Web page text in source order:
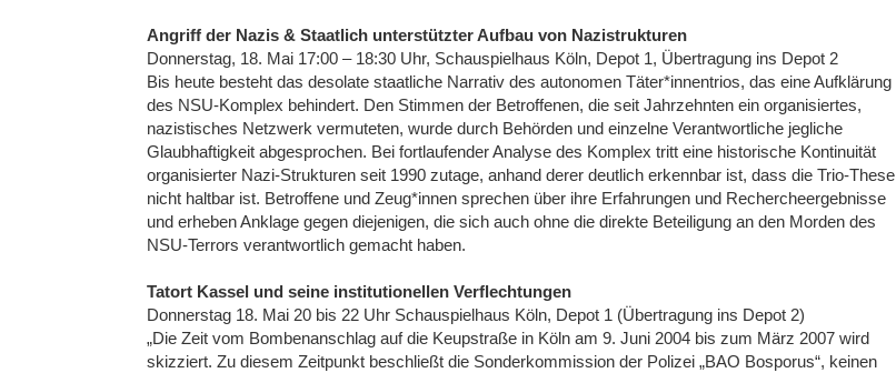
Angriff der Nazis & Staatlich unterstützter Aufbau von Nazistrukturen
Donnerstag, 18. Mai 17:00 – 18:30 Uhr, Schauspielhaus Köln, Depot 1, Übertragung ins Depot 2
Bis heute besteht das desolate staatliche Narrativ des autonomen Täter*innentrios, das eine Aufklärung
des NSU-Komplex behindert. Den Stimmen der Betroffenen, die seit Jahrzehnten ein organisiertes,
nazistisches Netzwerk vermuteten, wurde durch Behörden und einzelne Verantwortliche jegliche
Glaubhaftigkeit abgesprochen. Bei fortlaufender Analyse des Komplex tritt eine historische Kontinuität
organisierter Nazi-Strukturen seit 1990 zutage, anhand derer deutlich erkennbar ist, dass die Trio-These
nicht haltbar ist. Betroffene und Zeug*innen sprechen über ihre Erfahrungen und Rechercheergebnisse
und erheben Anklage gegen diejenigen, die sich auch ohne die direkte Beteiligung an den Morden des
NSU-Terrors verantwortlich gemacht haben.
Tatort Kassel und seine institutionellen Verflechtungen
Donnerstag 18. Mai 20 bis 22 Uhr Schauspielhaus Köln, Depot 1 (Übertragung ins Depot 2)
„Die Zeit vom Bombenanschlag auf die Keupstraße in Köln am 9. Juni 2004 bis zum März 2007 wird
skizziert. Zu diesem Zeitpunkt beschließt die Sonderkommission der Polizei „BAO Bosporus“, keinen